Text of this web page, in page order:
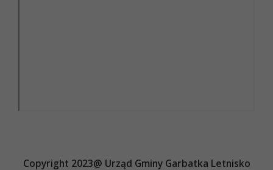
Copyright 2023@ Urząd Gminy Garbatka Letnisko